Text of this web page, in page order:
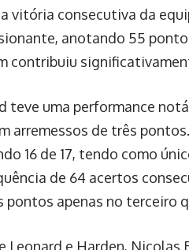
vitória consecutiva da
anotando 55
contribuiu
teve uma performance
arremessos de três
16 de 17, tendo como
de 64 acertos
pontos apenas no terceiro
Leonard e Harden, Nicolas